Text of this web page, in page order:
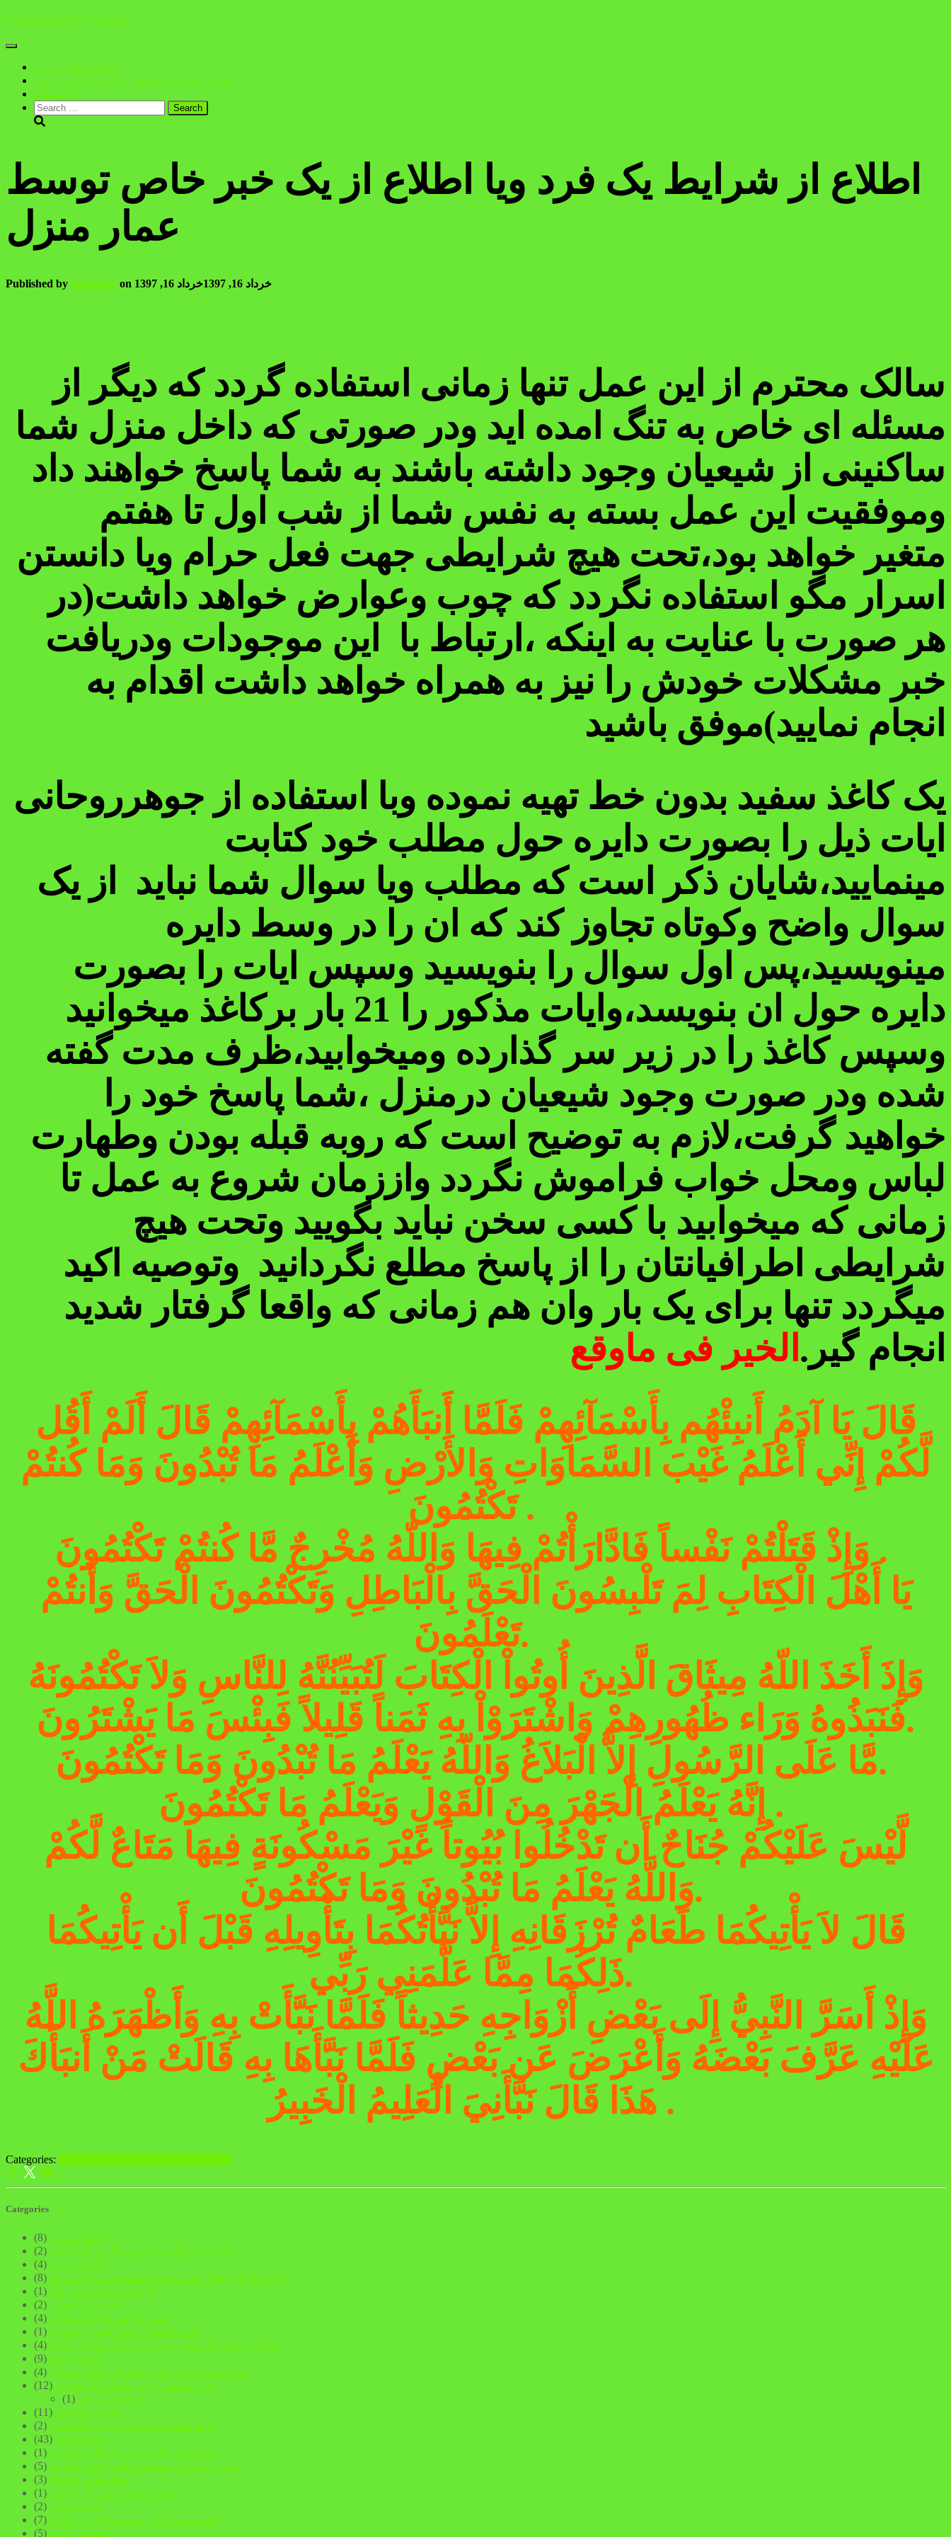
مجربات ادعیه وعلوم غریبه
Toggle
Navigationصفحه اصلی سایت
آخرین مجربات مطابق با تاریخ ثبت در سایت
فروشگاه
Search
for:
اطلاع از شرایط یک فرد ویا اطلاع از یک خبر خاص توسط
عمار منزل
Published by adminsite on خرداد 16, 1397 خرداد 16, 1397
سالک محترم از این عمل تنها زمانی استفاده گردد که دیگر از
مسئله ای خاص به تنگ امده اید ودر صورتی که داخل منزل شما
ساکنینی از شیعیان وجود داشته باشند به شما پاسخ خواهند داد
وموفقیت این عمل بسته به نفس شما از شب اول تا هفتم
متغیر خواهد بود،تحت هیچ شرایطی جهت فعل حرام ویا دانستن
اسرار مگو استفاده نگردد که چوب وعوارض خواهد داشت(در
هر صورت با عنایت به اینکه ،ارتباط با این موجودات ودریافت
خبر مشکلات خودش را نیز به همراه خواهد داشت اقدام به
انجام نمایید)موفق باشید
یک کاغذ سفید بدون خط تهیه نموده وبا استفاده از جوهرروحانی
ایات ذیل را بصورت دایره حول مطلب خود کتابت
مینمایید،شایان ذکر است که مطلب ویا سوال شما نباید از یک
سوال واضح وکوتاه تجاوز کند که ان را در وسط دایره
مینویسید،پس اول سوال را بنویسید وسپس ایات را بصورت
دایره حول ان بنویسد،وایات مذکور را 21 بار برکاغذ میخوانید
وسپس کاغذ را در زیر سر گذارده ومیخوابید،ظرف مدت گفته
شده ودر صورت وجود شیعیان درمنزل ،شما پاسخ خود را
خواهید گرفت،لازم به توضیح است که روبه قبله بودن وطهارت
لباس ومحل خواب فراموش نگردد واززمان شروع به عمل تا
زمانی که میخوابید با کسی سخن نباید بگویید وتحت هیچ
شرایطی اطرافیانتان را از پاسخ مطلع نگردانید وتوصیه اکید
میگردد تنها برای یک بار وان هم زمانی که واقعا گرفتار شدید
انجام گیر. الخیر فی ماوقع
قَالَ يَا آدَمُ أَنبِئْهُم بِأَسْمَآئِهِمْ فَلَمَّا أَنبَأَهُمْ بِأَسْمَآئِهِمْ قَالَ أَلَمْ أَقُل
لَّكُمْ إِنِّي أَعْلَمُ غَيْبَ السَّمَاوَاتِ وَالأَرْضِ وَأَعْلَمُ مَا تُبْدُونَ وَمَا كُنتُمْ
تَكْتُمُونَ.
وَإِذْ قَتَلْتُمْ نَفْساً فَادَّارَأْتُمْ فِيهَا وَاللّهُ مُخْرِجٌ مَّا كُنتُمْ تَكْتُمُونَ .
يَا أَهْلَ الْكِتَابِ لِمَ تَلْبِسُونَ الْحَقَّ بِالْبَاطِلِ وَتَكْتُمُونَ الْحَقَّ وَأَنتُمْ
تَعْلَمُونَ.
وَإِذَ أَخَذَ اللّهُ مِيثَاقَ الَّذِينَ أُوتُواْ الْكِتَابَ لَتُبَيِّنُنَّهُ لِلنَّاسِ وَلاَ تَكْتُمُونَهُ
فَنَبَذُوهُ وَرَاء ظُهُورِهِمْ وَاشْتَرَوْاْ بِهِ ثَمَناً قَلِيلاً فَبِئْسَ مَا يَشْتَرُونَ.
مَّا عَلَى الرَّسُولِ إِلاَّ الْبَلاَغُ وَاللّهُ يَعْلَمُ مَا تُبْدُونَ وَمَا تَكْتُمُونَ.
إِنَّهُ يَعْلَمُ الْجَهْرَ مِنَ الْقَوْلِ وَيَعْلَمُ مَا تَكْتُمُونَ .
لَّيْسَ عَلَيْكُمْ جُنَاحٌ أَن تَدْخُلُوا بُيُوتاً غَيْرَ مَسْكُونَةٍ فِيهَا مَتَاعٌ لَّكُمْ
وَاللَّهُ يَعْلَمُ مَا تُبْدُونَ وَمَا تَكْتُمُونَ.
قَالَ لاَ يَأْتِيكُمَا طَعَامٌ تُرْزَقَانِهِ إِلاَّ نَبَّأْتُكُمَا بِتَأْوِيلِهِ قَبْلَ أَن يَأْتِيكُمَا
ذَلِكُمَا مِمَّا عَلَّمَنِي رَبِّي.
وَإِذْ أَسَرَّ النَّبِيُّ إِلَى بَعْضِ أَزْوَاجِهِ حَدِيثاً فَلَمَّا نَبَّأَتْ بِهِ وَأَظْهَرَهُ اللَّهُ
عَلَيْهِ عَرَّفَ بَعْضَهُ وَأَعْرَضَ عَن بَعْضٍ فَلَمَّا نَبَّأَهَا بِهِ قَالَتْ مَنْ أَنبَأَكَ
هَذَا قَالَ نَبَّأَنِيَ الْعَلِيمُ الْخَبِيرُ.
Categories:
Categories
ابطال سحر (8)
اجابت درخواست از پرودگار واخذ حاجت (2)
اخبار سایت (4)
ادعیه ،اذکاروعمل جهت هیبت ومقبولیت مابین مردم (8)
ادعیه جهت فروش کالا (1)
ادعیه سر قدسی (2)
انصراف(صرف)عمارمکان (4)
ایات واعمال جهت غلبه بر بیماری (1)
بازگشت زوج ویا زوجه به محل زندگی وتوافق مجدد (4)
توسعه رزق (9)
جهت پیشرفت در سیر وسلوک وامور معنوی (4)
حرز وحفظ از جن وانس وکل شرور (12)
حرزچشم زخم (1)
خاص و الخاص (11)
درخواست فرزند به اذن رب العالمین (2)
دعوات کبیر (43)
دفع خمله سگ وسابر حیوانات وحشی (1)
رسیدن به موکل شیعه وخادم به اذن خداوند (5)
طلسمات واوفاق (3)
عودت وجه وطلب از مدیون (1)
کشف سحر (2)
کشف عمل ویا رویت موکلین درخواب (7)
گشایش بخت (5)